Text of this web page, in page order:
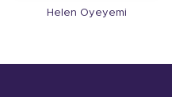
Helen Oyeyemi